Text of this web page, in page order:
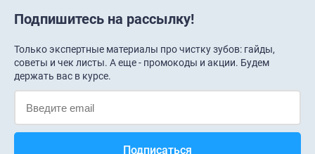
Подпишитесь на рассылку!
Только экспертные материалы про чистку зубов: гайды,
советы и чек листы. А еще - промокоды и акции. Будем
держать вас в курсе.